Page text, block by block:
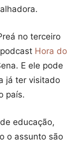
no terceiro
Hora do
E ele pode
já ter visitado
país.
educação,
o assunto são